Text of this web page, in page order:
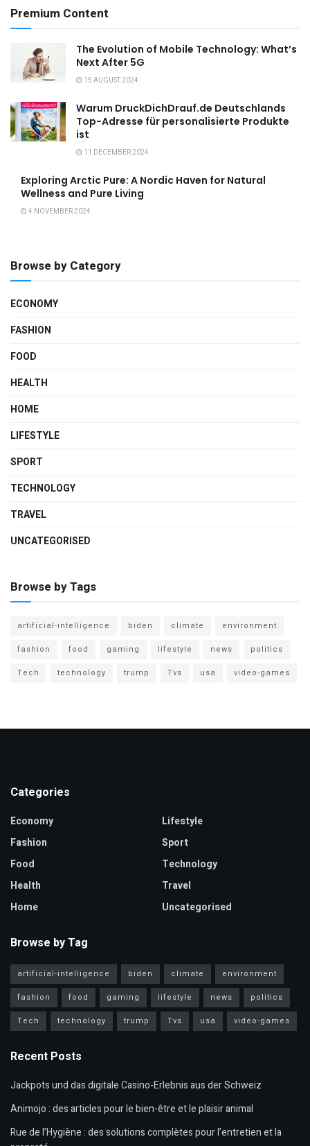
Premium Content
The Evolution of Mobile Technology: What’s
Next After 5G
15 AUGUST 2024
Warum DruckDichDrauf.de Deutschlands
Top-Adresse für personalisierte Produkte
ist
11 DECEMBER 2024
Exploring Arctic Pure: A Nordic Haven for Natural
Wellness and Pure Living
4 NOVEMBER 2024
Browse by Category
ECONOMY
FASHION
FOOD
HEALTH
HOME
LIFESTYLE
SPORT
TECHNOLOGY
TRAVEL
UNCATEGORISED
Browse by Tags
artificial-intelligence biden climate
environment
fashion
food gaming lifestyle news
politics
Tech
technology trump Tvs usa video-games
Categories
Economy
Fashion
Food
Health
Home
Lifestyle
Sport
Technology
Travel
Uncategorised
Browse by Tag
artificial-intelligence biden climate
environment
fashion
food gaming lifestyle news
politics
Tech
technology trump Tvs usa video-games
Recent Posts
Jackpots und das digitale Casino-Erlebnis aus der Schweiz
Animojo : des articles pour le bien-être et le plaisir animal
Rue de l’Hygiène : des solutions complètes pour l’entretien et la